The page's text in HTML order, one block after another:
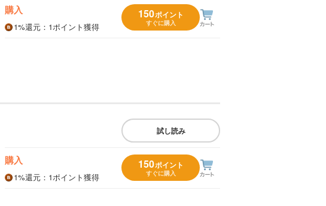
購入
1%還元 ：1ポイント獲得
150ポイント
すぐに購入
試し読み
購入
1%還元 ：1ポイント獲得
150ポイント
すぐに購入